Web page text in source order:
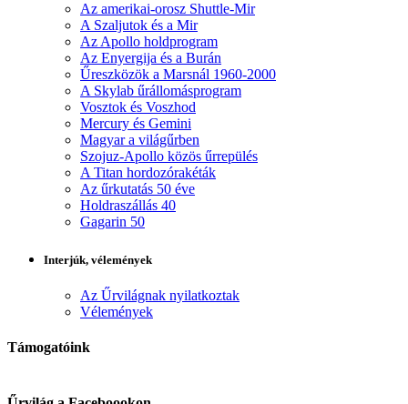
Az amerikai-orosz Shuttle-Mir
A Szaljutok és a Mir
Az Apollo holdprogram
Az Enyergija és a Burán
Űreszközök a Marsnál 1960-2000
A Skylab űrállomásprogram
Vosztok és Voszhod
Mercury és Gemini
Magyar a világűrben
Szojuz-Apollo közös űrrepülés
A Titan hordozórakéták
Az űrkutatás 50 éve
Holdraszállás 40
Gagarin 50
Interjúk, vélemények
Az Űrvilágnak nyilatkoztak
Vélemények
Támogatóink